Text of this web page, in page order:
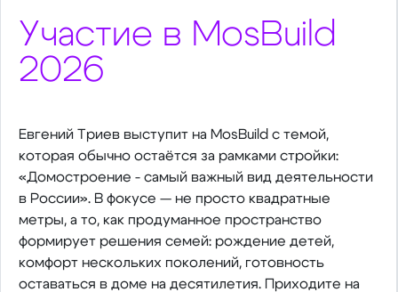
Участие в MosBuild
2026
Евгений Триев выступит на MosBuild с темой,
которая обычно остаётся за рамками стройки:
«Домостроение - самый важный вид деятельности
в России». В фокусе — не просто квадратные
метры, а то, как продуманное пространство
формирует решения семей: рождение детей,
комфорт нескольких поколений, готовность
оставаться в доме на десятилетия. Приходите на